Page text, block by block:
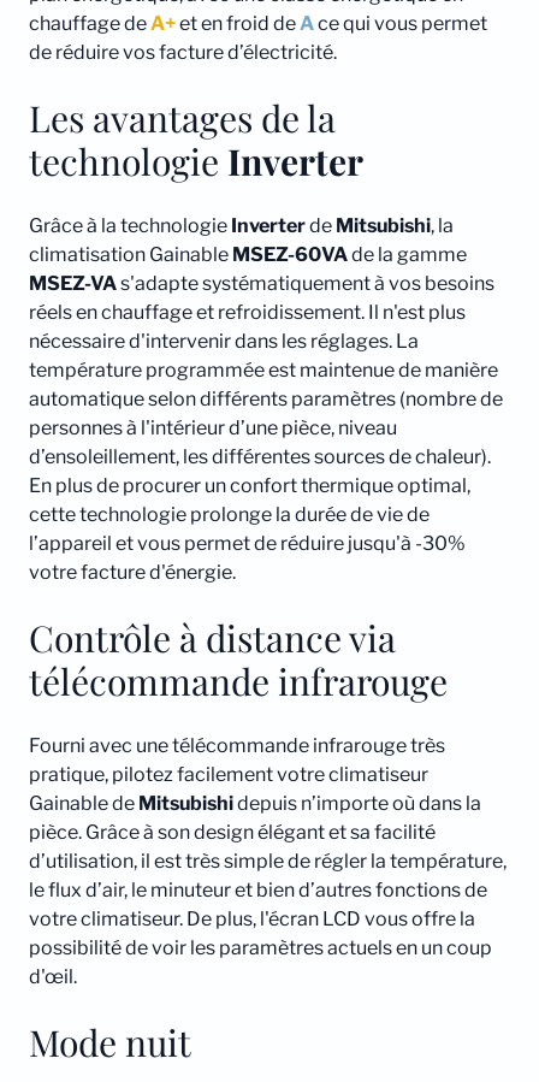
chauffage deA+et en froid deAce qui vous permet
de réduire vos facture d’électricité.
Les avantages de la
technologie Inverter
Grâce à la technologie Inverterde Mitsubishi, la
climatisation Gainable MSEZ-60VAde la gamme
MSEZ-VAs'adapte systématiquement à vos besoins
réels en chauffage et refroidissement. Il n'est plus
nécessaire d'intervenir dans les réglages. La
température programmée est maintenue de manière
automatique selon différents paramètres (nombre de
personnes à l'intérieur d’une pièce, niveau
d’ensoleillement, les différentes sources de chaleur).
En plus de procurer un confort thermique optimal,
cette technologie prolonge la durée de vie de
l’appareil et vous permet de réduire jusqu'à -30%
votre facture d'énergie.
Contrôle à distance via
télécommande infrarouge
Fourni avec une télécommande infrarouge très
pratique, pilotez facilement votre climatiseur
Gainable de Mitsubishidepuis n’importe où dans la
pièce. Grâce à son design élégant et sa facilité
d’utilisation, il est très simple de régler la température,
le flux d’air, le minuteur et bien d’autres fonctions de
votre climatiseur. De plus, l'écran LCD vous offre la
possibilité de voir les paramètres actuels en un coup
d'œil.
Mode nuit